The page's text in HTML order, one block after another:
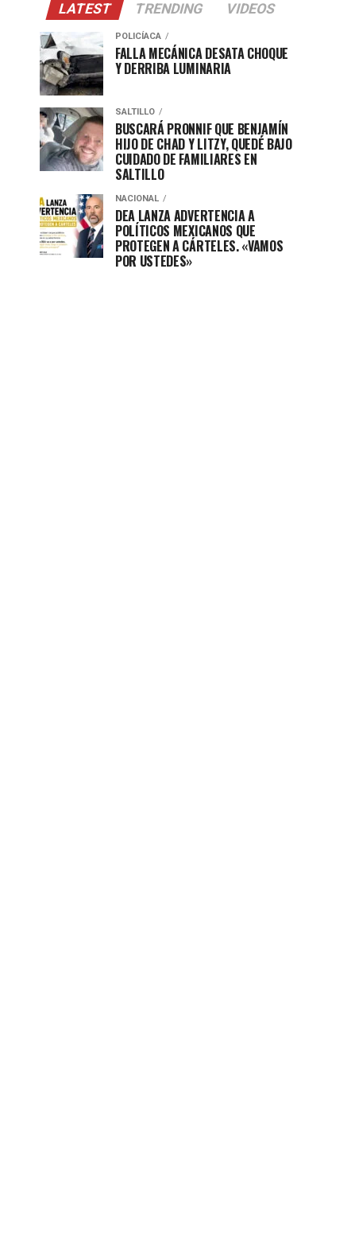
LATEST TRENDING VIDEOS
POLICÍACA
FALLA MECÁNICA DESATA CHOQUE
Y DERRIBA LUMINARIA
SALTILLO
BUSCARÁ PRONNIF QUE BENJAMÍN
HIJO DE CHAD Y LITZY, QUEDÉ BAJO
CUIDADO DE FAMILIARES EN
SALTILLO
NACIONAL
DEA LANZA ADVERTENCIA A
POLÍTICOS MEXICANOS QUE
PROTEGEN A CÁRTELES. «VAMOS
POR USTEDES»